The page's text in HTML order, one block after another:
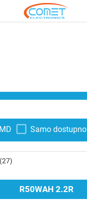
Samo dostupno
(27)
R50WAH 2.2R